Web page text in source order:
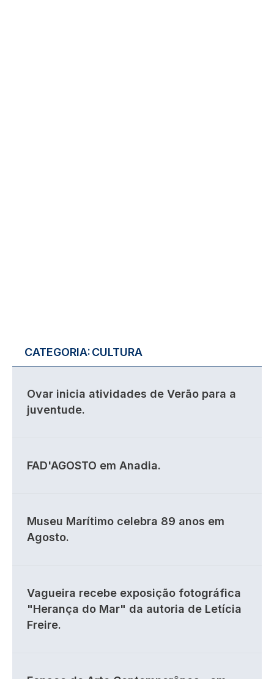
CATEGORIA:CULTURA
Ovar inicia atividades de Verão para a
juventude.
FAD'AGOSTO em Anadia.
Museu Marítimo celebra 89 anos em
Agosto.
Vagueira recebe exposição fotográfica
"Herança do Mar" da autoria de Letícia
Freire.